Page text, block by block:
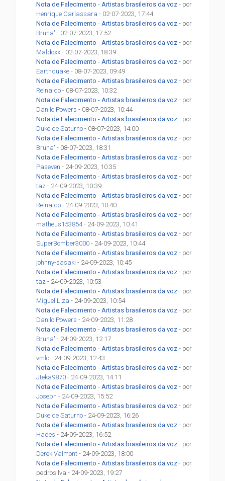
Nota de Falecimento - Artistas brasileiros da voz - por
Henrique Carlassara - 02-07-2023, 17:44
Nota de Falecimento - Artistas brasileiros da voz - por
Bruna' - 02-07-2023, 17:52
Nota de Falecimento - Artistas brasileiros da voz - por
Maldoxx - 02-07-2023, 18:39
Nota de Falecimento - Artistas brasileiros da voz - por
Earthquake - 08-07-2023, 09:49
Nota de Falecimento - Artistas brasileiros da voz - por
Reinaldo - 08-07-2023, 10:32
Nota de Falecimento - Artistas brasileiros da voz - por
Danilo Powers - 08-07-2023, 10:44
Nota de Falecimento - Artistas brasileiros da voz - por
Duke de Saturno - 08-07-2023, 14:00
Nota de Falecimento - Artistas brasileiros da voz - por
Bruna' - 08-07-2023, 18:31
Nota de Falecimento - Artistas brasileiros da voz - por
Paseven - 24-09-2023, 10:35
Nota de Falecimento - Artistas brasileiros da voz - por
taz - 24-09-2023, 10:39
Nota de Falecimento - Artistas brasileiros da voz - por
Reinaldo - 24-09-2023, 10:40
Nota de Falecimento - Artistas brasileiros da voz - por
matheus153854- 24-09-2023, 10:41
Nota de Falecimento - Artistas brasileiros da voz - por
SuperBomber3000 - 24-09-2023, 10:44
Nota de Falecimento - Artistas brasileiros da voz - por
johnny-sasaki - 24-09-2023, 10:45
Nota de Falecimento - Artistas brasileiros da voz - por
taz - 24-09-2023, 10:53
Nota de Falecimento - Artistas brasileiros da voz - por
Miguel Liza - 24-09-2023, 10:54
Nota de Falecimento - Artistas brasileiros da voz - por
Danilo Powers - 24-09-2023, 11:28
Nota de Falecimento - Artistas brasileiros da voz - por
Bruna' - 24-09-2023, 12:17
Nota de Falecimento - Artistas brasileiros da voz - por
vmlc - 24-09-2023, 12:43
Nota de Falecimento - Artistas brasileiros da voz - por
Jteka9870 - 24-09-2023, 14:11
Nota de Falecimento - Artistas brasileiros da voz - por
Joseph - 24-09-2023, 15:52
Nota de Falecimento - Artistas brasileiros da voz - por
Duke de Saturno - 24-09-2023, 16:26
Nota de Falecimento - Artistas brasileiros da voz - por
Hades - 24-09-2023, 16:52
Nota de Falecimento - Artistas brasileiros da voz - por
Derek Valmont - 24-09-2023, 18:00
Nota de Falecimento - Artistas brasileiros da voz - por
pedrosilva - 24-09-2023, 19:27